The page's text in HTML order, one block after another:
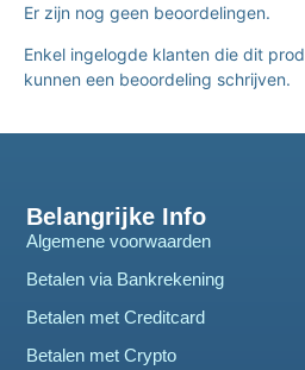
Er zijn nog geen beoordelingen.
Enkel ingelogde klanten die dit
kunnen een beoordeling schrijven.
Belangrijke Info
Algemene voorwaarden
Betalen via Bankrekening
Betalen met Creditcard
Betalen met Crypto